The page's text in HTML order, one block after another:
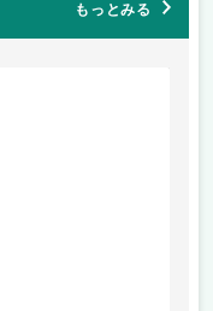
もっとみる